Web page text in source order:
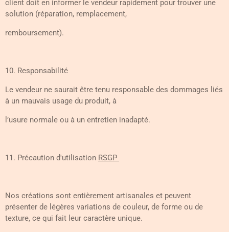
client doit en informer le vendeur rapidement pour trouver une
solution (réparation, remplacement,
remboursement).
10. Responsabilité
Le vendeur ne saurait être tenu responsable des dommages liés
à un mauvais usage du produit, à
l’usure normale ou à un entretien inadapté.
11. Précaution d'utilisation RSGP
Nos créations sont entièrement artisanales et peuvent
présenter de légères variations de couleur, de forme ou de
texture, ce qui fait leur caractère unique.